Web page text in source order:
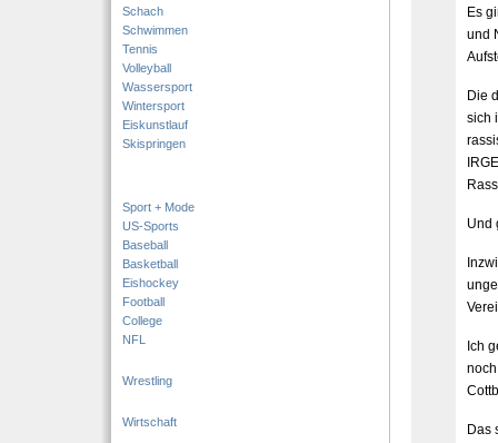
Schach
Schwimmen
Tennis
Volleyball
Wassersport
Wintersport
Eiskunstlauf
Skispringen
Sport + Mode
US-Sports
Baseball
Basketball
Eishockey
Football
College
NFL
Wrestling
Wirtschaft
Es
und
Die
sich
Und
Ich
Das